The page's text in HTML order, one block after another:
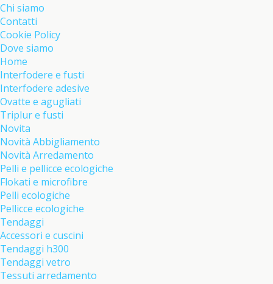
Chi siamo
Contatti
Cookie Policy
Dove siamo
Home
Interfodere e fusti
Interfodere adesive
Ovatte e agugliati
Triplur e fusti
Novita
Novità Abbigliamento
Novità Arredamento
Pelli e pellicce ecologiche
Flokati e microfibre
Pelli ecologiche
Pellicce ecologiche
Tendaggi
Accessori e cuscini
Tendaggi h300
Tendaggi vetro
Tessuti arredamento